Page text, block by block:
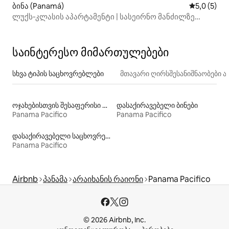
ბინა (Panamá) საშუალო
5,0 (5)
ლუქს‑კლასის აპარტამენტი | სასეირნო მანძილზე
საინტერესო მიმართულებები
სხვა ტიპის საცხოვრებლები მთავარი
ოჯახებისთვის შესაფერისი დასაქირავებელი საცხოვრებლები
Panama Pacifico
დასაქირავებელი ბინები
Panama Pacifico
დასაქირავებელი საცხოვრებლები აუზებით
Panama Pacifico
Airbnb პანამა არაიხანის რაიონი Panama Pacifico
© 2026 Airbnb, Inc.